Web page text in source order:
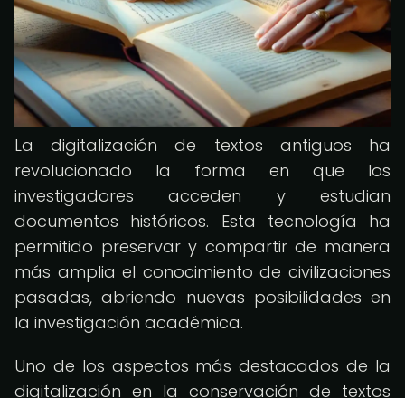
La digitalización de textos antiguos ha
revolucionado la forma en que los
investigadores acceden y estudian
documentos históricos. Esta tecnología ha
permitido preservar y compartir de manera
más amplia el conocimiento de civilizaciones
pasadas, abriendo nuevas posibilidades en
la investigación académica.
Uno de los aspectos más destacados de la
digitalización en la conservación de textos